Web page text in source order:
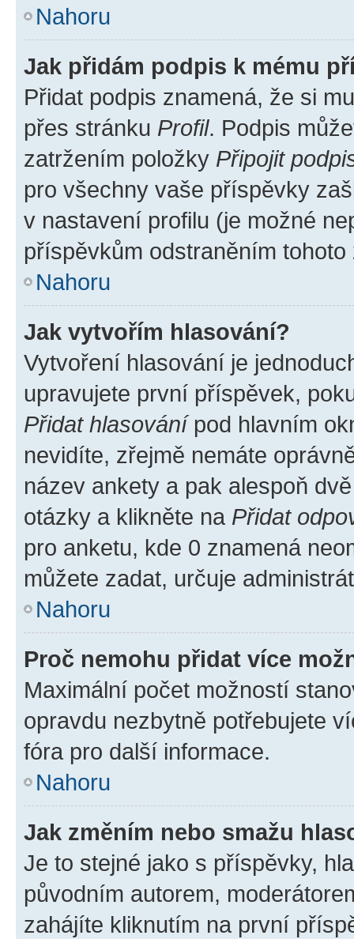
Nahoru
Jak přidám podpis k mému
Přidat podpis znamená, že si
přes stránku Profil. Podpis
zatržením položky Připojit
pro všechny vaše příspěvky
v nastavení profilu (je možné
příspěvkům odstraněním
Nahoru
Jak vytvořím hlasování?
Vytvoření hlasování je
upravujete první příspěvek,
Přidat hlasovánípod hlavním
nevidíte, zřejmě nemáte
název ankety a pak alespoň
otázky a klikněte na Přidat
pro anketu, kde 0 znamená
můžete zadat, určuje
Nahoru
Proč nemohu přidat více
Maximální počet možností
opravdu nezbytně potřebujete
fóra pro další informace.
Nahoru
Jak změním nebo smažu
Je to stejné jako s příspěvky,
původním autorem,
zahájíte kliknutím na první